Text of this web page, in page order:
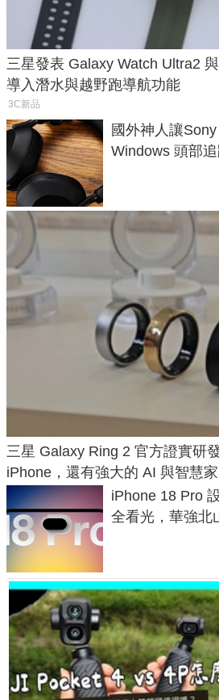
三星發表 Galaxy Watch Ultra2
導入潛水與越野跑導航功能
3C新品
國外神人讓
Windows 頭部
三星 Galaxy Ring 2 官方證實研
iPhone，還有強大的 AI 與智慧
iPhone 18 Pro
全看光，華強北